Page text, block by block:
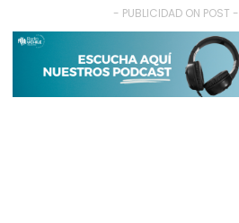
- PUBLICIDAD ON POST -